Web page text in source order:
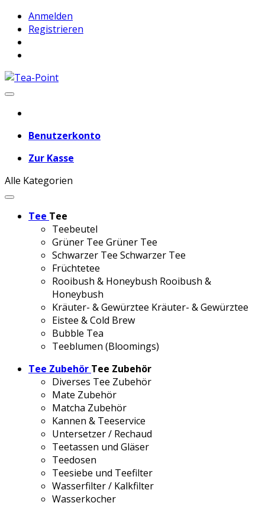
Anmelden
Registrieren
Benutzerkonto
Zur Kasse
Alle Kategorien
Tee Tee
Teebeutel
Grüner Tee Grüner Tee
Schwarzer Tee Schwarzer Tee
Früchtetee
Rooibush & Honeybush Rooibush &
Honeybush
Kräuter- & Gewürztee Kräuter- & Gewürztee
Eistee & Cold Brew
Bubble Tea
Teeblumen (Bloomings)
Tee Zubehör Tee Zubehör
Diverses Tee Zubehör
Mate Zubehör
Matcha Zubehör
Kannen & Teeservice
Untersetzer / Rechaud
Teetassen und Gläser
Teedosen
Teesiebe und Teefilter
Wasserfilter / Kalkfilter
Wasserkocher